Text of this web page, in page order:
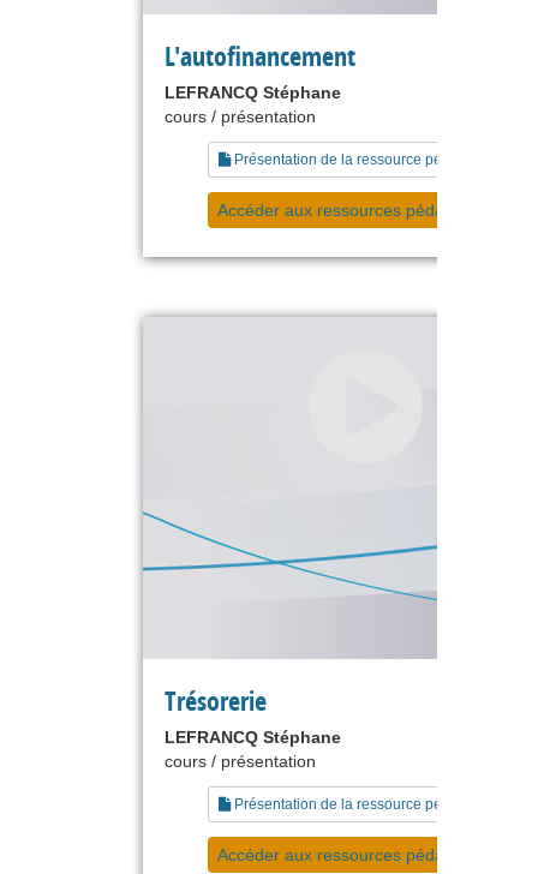
L'autofinancement
LEFRANCQ Stéphane
cours / présentation
Présentation de la ressource pédagogique
Accéder aux ressources pédagogiques
Trésorerie
LEFRANCQ Stéphane
cours / présentation
Présentation de la ressource pédagogique
Accéder aux ressources pédagogiques